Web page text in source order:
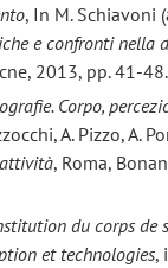
, In M. Schiavoni
e confronti nella
2013, pp. 41-48.
Corpo,
A. Pizzo, A.
, Roma,
du corps de
et technologies,